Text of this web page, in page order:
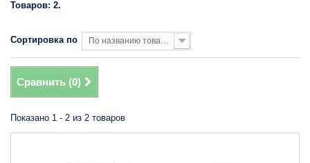
Товаров: 2.
Сортировка по По названию товара, от Я до А
Сравнить (0)
Показано 1 - 2 из 2 товаров